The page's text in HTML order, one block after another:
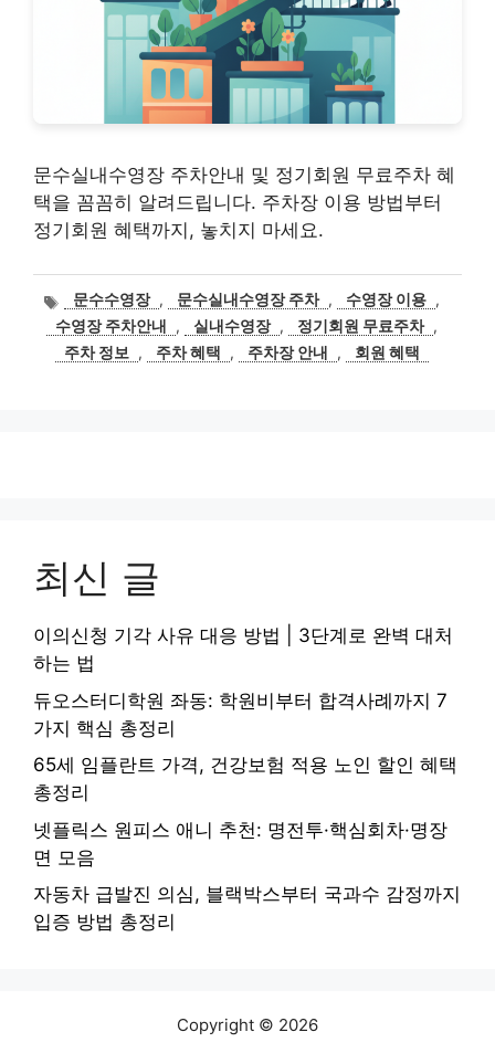
문수실내수영장 주차안내 및 정기회원 무료주차 혜
택을 꼼꼼히 알려드립니다. 주차장 이용 방법부터
정기회원 혜택까지, 놓치지 마세요.
태
그
문수수영장 , 문수실내수영장 주차 , 수영장 이용 ,
수영장 주차안내
, 실내수영장 , 정기회원 무료주차 ,
주차 정보
, 주차 혜택 , 주차장 안내 , 회원 혜택
최신 글
이의신청 기각 사유 대응 방법 | 3단계로 완벽 대처
하는 법
듀오스터디학원 좌동: 학원비부터 합격사례까지 7
가지 핵심 총정리
65세 임플란트 가격, 건강보험 적용 노인 할인 혜택
총정리
넷플릭스 원피스 애니 추천: 명전투·핵심회차·명장
면 모음
자동차 급발진 의심, 블랙박스부터 국과수 감정까지
입증 방법 총정리
Copyright © 2026